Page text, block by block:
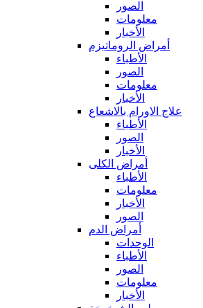
الصور
معلومات
الأخبار
أمراض الروماتيزم
الأطباء
الصور
معلومات
الأخبار
علاج الاورام بالاشعاع
الأطباء
الصور
الأخبار
أمراض الكلى
الأطباء
معلومات
الأخبار
الصور
أمراض الدم
الوحدات
الأطباء
الصور
معلومات
الأخبار